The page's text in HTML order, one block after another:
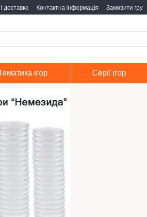
доставка Контактна інформація Замовити гру
ігор Серії ігор